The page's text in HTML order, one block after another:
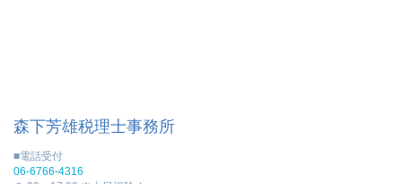
森下芳雄税理士事務所
■電話受付
06-6766-4316